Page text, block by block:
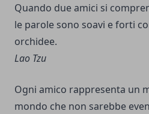
Quando due amici si
le parole sono soavi e forti
orchidee.
Lao Tzu
Ogni amico rappresenta un
mondo che non sarebbe